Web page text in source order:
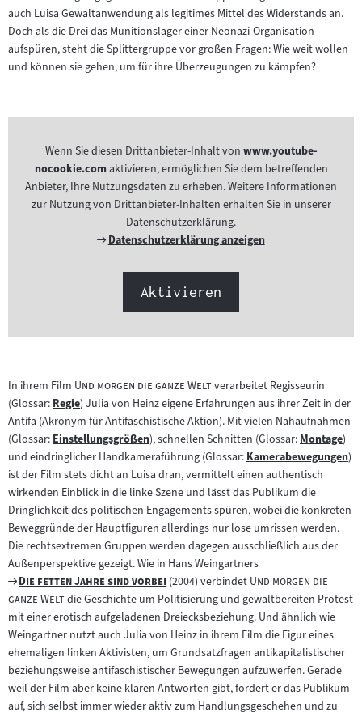
auch Luisa Gewaltanwendung als legitimes Mittel des Widerstands an.
Doch als die Drei das Munitionslager einer Neonazi-Organisation
aufspüren, steht die Splittergruppe vor großen Fragen: Wie weit wollen
und können sie gehen, um für ihre Überzeugungen zu kämpfen?
Wenn Sie diesen Drittanbieter-Inhalt von www.youtube-
nocookie.comaktivieren, ermöglichen Sie dem betreffenden
Anbieter, Ihre Nutzungsdaten zu erheben. Weitere Informationen
zur Nutzung von Drittanbieter-Inhalten erhalten Sie in unserer
Datenschutzerklärung.
Externer
Datenschutzerklärung anzeigen
Aktivieren
In ihrem Film "Und morgen die ganze Welt"verarbeitet Regisseurin
(Glossar:Zum
Inhalt:
Regie) Julia von Heinz eigene Erfahrungen aus ihrer Zeit in der
Antifa (Akronym für Antifaschistische Aktion). Mit vielen Nahaufnahmen
(Glossar:Zum
Inhalt:
Einstellungsgrößen), schnellen Schnitten (Glossar:Zum
Inhalt:
Montage)
und eindringlicher Handkameraführung (Glossar:Zum
Inhalt:
Kamerabewegungen)
ist der Film stets dicht an Luisa dran, vermittelt einen authentisch
wirkenden Einblick in die linke Szene und lässt das Publikum die
Dringlichkeit des politischen Engagements spüren, wobei die konkreten
Beweggründe der Hauptfiguren allerdings nur lose umrissen werden.
Die rechtsextremen Gruppen werden dagegen ausschließlich aus der
Außenperspektive gezeigt. Wie in Hans Weingartners
Zum
Filmarchiv:
"
Die fetten Jahre sind vorbei"(2004) verbindet "
Und morgen die
ganze Welt"die Geschichte um Politisierung und gewaltbereiten Protest
mit einer erotisch aufgeladenen Dreiecksbeziehung. Und ähnlich wie
Weingartner nutzt auch Julia von Heinz in ihrem Film die Figur eines
ehemaligen linken Aktivisten, um Grundsatzfragen antikapitalistischer
beziehungsweise antifaschistischer Bewegungen aufzuwerfen. Gerade
weil der Film aber keine klaren Antworten gibt, fordert er das Publikum
auf, sich selbst immer wieder aktiv zum Handlungsgeschehen und zu